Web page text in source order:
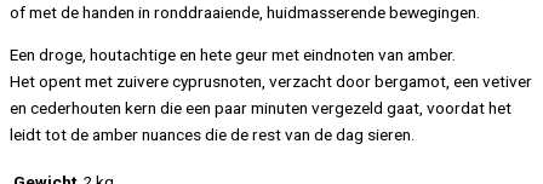
of met de handen in ronddraaiende, huidmasserende bewegingen.
Een droge, houtachtige en hete geur met eindnoten van amber.
Het opent met zuivere cyprusnoten, verzacht door bergamot, een vetiver
en cederhouten kern die een paar minuten vergezeld gaat, voordat het
leidt tot de amber nuances die de rest van de dag sieren.